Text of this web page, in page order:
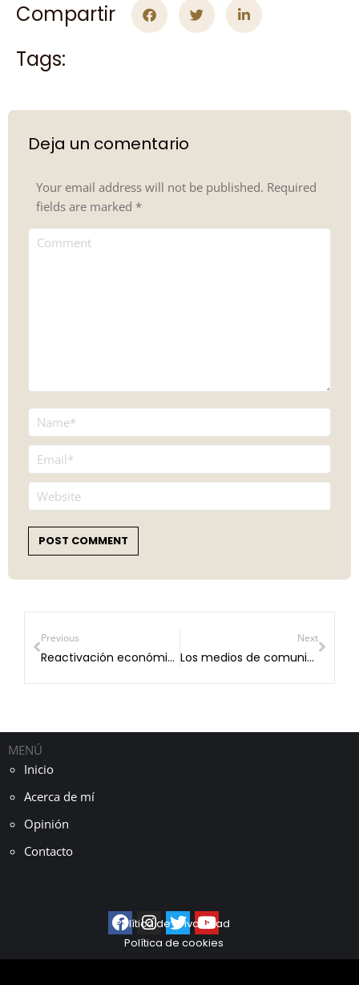
Compartir
Tags:
Deja un comentario
Your email address will not be published. Required
fields are marked *
Comment
Name *
Email *
Website
POST COMMENT
Previous
Reactivación económica Post-COVID19
Next
Los medios de comunicación nos están dividiendo.
MENÚ
Inicio
Acerca de mí
Opinión
Contacto
Política de privacidad
Política de cookies